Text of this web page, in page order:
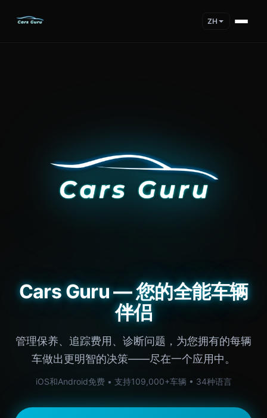
ZH
Cars Guru — 您的全能车辆
伴侣
管理保养、追踪费用、诊断问题，为您拥有的每辆
车做出更明智的决策——尽在一个应用中。
iOS和Android免费 • 支持109,000+车辆 • 34种语言